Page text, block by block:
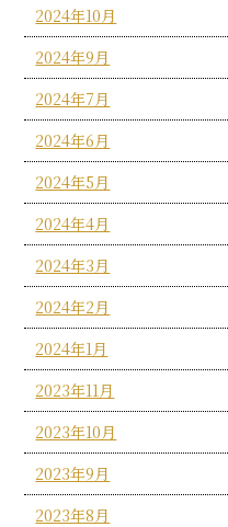
2024年10月
2024年9月
2024年7月
2024年6月
2024年5月
2024年4月
2024年3月
2024年2月
2024年1月
2023年11月
2023年10月
2023年9月
2023年8月